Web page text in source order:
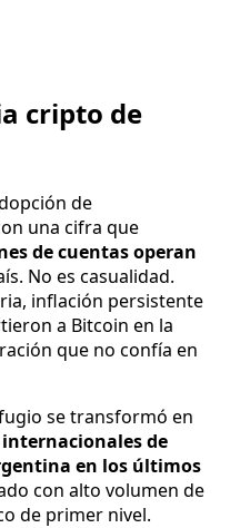
cripto de
de
una cifra que
de cuentas operan
No es casualidad.
inflación persistente
a Bitcoin en la
que no confía en
se transformó en
internacionales de
en los últimos
con alto volumen de
de primer nivel.